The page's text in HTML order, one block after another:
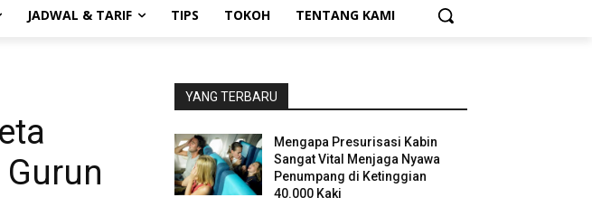
JADWAL & TARIF TIPS TOKOH TENTANG KAMI
YANG TERBARU
Mengapa Presurisasi Kabin
Sangat Vital Menjaga Nyawa
Penumpang di Ketinggian
40.000 Kaki